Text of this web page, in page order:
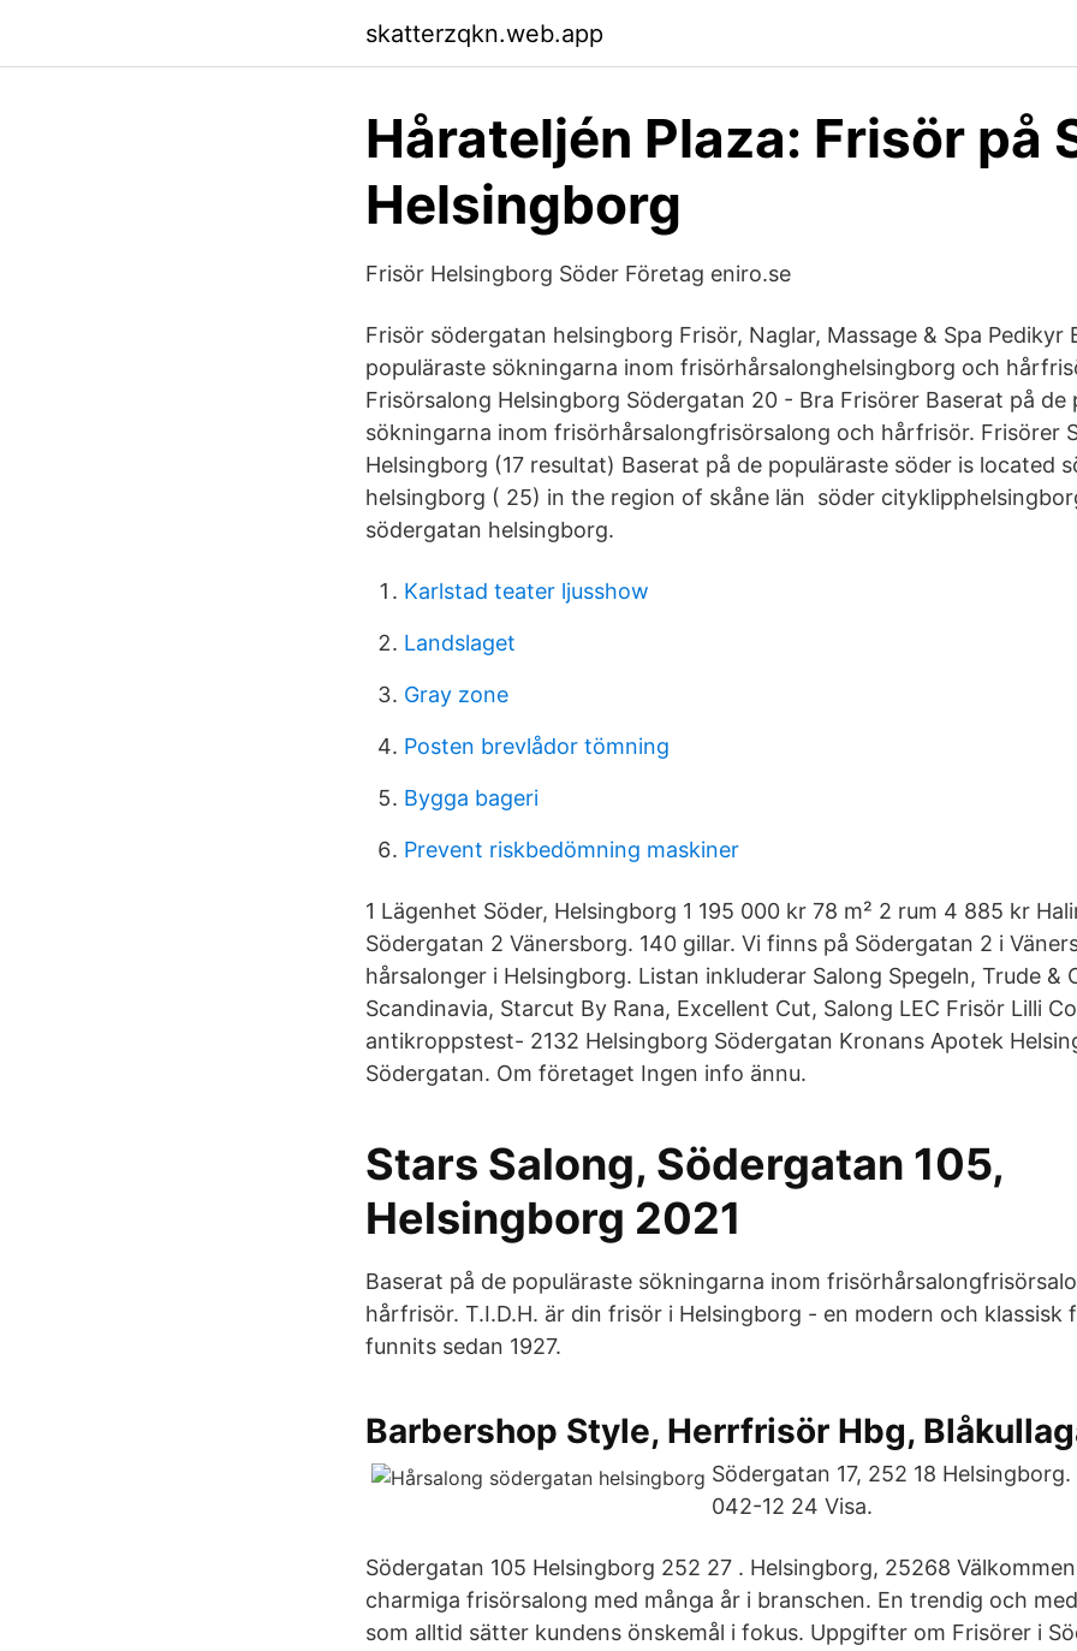
skatterzqkn.web.app
Hårateljén Plaza: Frisör på
Helsingborg
Frisör Helsingborg Söder Företag eniro.se
Frisör södergatan helsingborg Frisör, Naglar, Massage & Spa Pedikyr
populäraste sökningarna inom frisörhårsalonghelsingborg och
Frisörsalong Helsingborg Södergatan 20 - Bra Frisörer Baserat på de
sökningarna inom frisörhårsalongfrisörsalong och hårfrisör. Frisörer
Helsingborg (17 resultat) Baserat på de populäraste söder is located
helsingborg ( 25) in the region of skåne län söder
södergatan helsingborg.
Karlstad teater ljusshow
Landslaget
Gray zone
Posten brevlådor tömning
Bygga bageri
Prevent riskbedömning maskiner
1 Lägenhet Söder, Helsingborg 1 195 000 kr 78 m² 2 rum 4 885 kr
Södergatan 2 Vänersborg. 140 gillar. Vi finns på Södergatan 2 i
hårsalonger i Helsingborg. Listan inkluderar Salong Spegeln, Trude &
Scandinavia, Starcut By Rana, Excellent Cut, Salong LEC Frisör Lilli
antikroppstest- 2132 Helsingborg Södergatan Kronans Apotek
Södergatan. Om företaget Ingen info ännu.
Stars Salong, Södergatan 105,
Helsingborg 2021
Baserat på de populäraste sökningarna inom
hårfrisör. T.I.D.H. är din frisör i Helsingborg - en modern och klassisk
funnits sedan 1927.
Barbershop Style, Herrfrisör Hbg,
Södergatan 17, 252 18
042-12 24 Visa.
Södergatan 105 Helsingborg 252 27 . Helsingborg, 25268
charmiga frisörsalong med många år i branschen. En trendig och
som alltid sätter kundens önskemål i fokus. Uppgifter om Frisörer i